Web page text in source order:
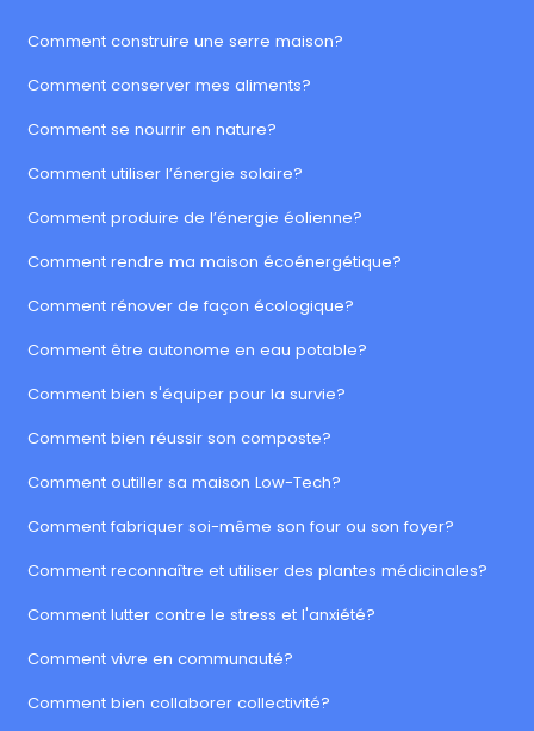
Comment construire une serre maison?
Comment conserver mes aliments?
Comment se nourrir en nature?
Comment utiliser l’énergie solaire?
Comment produire de l’énergie éolienne?
Comment rendre ma maison écoénergétique?
Comment rénover de façon écologique?
Comment être autonome en eau potable?
Comment bien s'équiper pour la survie?
Comment bien réussir son composte?
Comment outiller sa maison Low-Tech?
Comment fabriquer soi-même son four ou son foyer?
Comment reconnaître et utiliser des plantes médicinales?
Comment lutter contre le stress et l'anxiété?
Comment vivre en communauté?
Comment bien collaborer collectivité?